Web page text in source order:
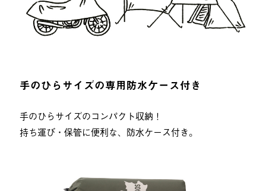
手のひらサイズの専用防水ケース付き
手のひらサイズのコンパクト収納！
持ち運び・保管に便利な、防水ケース付き。